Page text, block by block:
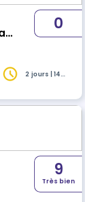
0
2 jours | 14
9
Très bien